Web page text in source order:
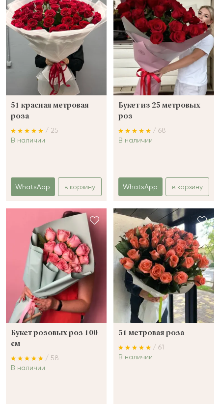
51 красная метровая
роза
/ 25
В наличии
WhatsApp в корзину
Букет из 25 метровых
роз
/ 68
В наличии
WhatsApp в корзину
Букет розовых роз 100
см
/ 58
В наличии
51 метровая роза
/ 61
В наличии